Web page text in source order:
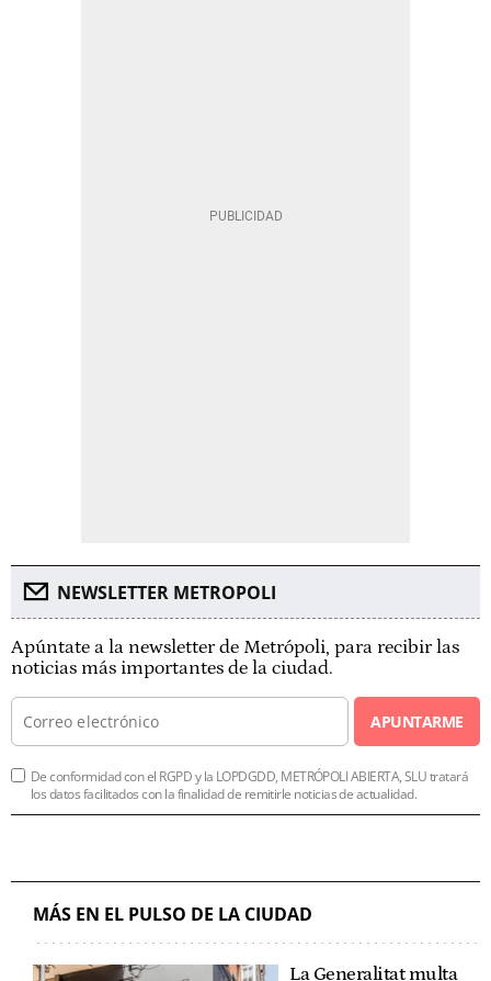
NEWSLETTER METROPOLI
Apúntate a la newsletter de Metrópoli, para recibir las
noticias más importantes de la ciudad.
APUNTARME
De conformidad con el RGPD y la LOPDGDD, METRÓPOLI ABIERTA, SLU tratará
los datos facilitados con la finalidad de remitirle noticias de actualidad.
MÁS EN EL PULSO DE LA CIUDAD
La Generalitat multa